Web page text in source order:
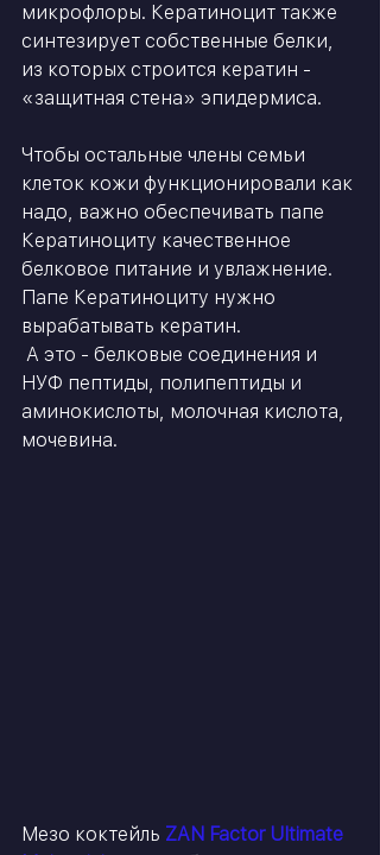
микрофлоры. Кератиноцит также
синтезирует собственные белки,
из которых строится кератин -
«защитная стена» эпидермиса.
Чтобы остальные члены семьи
клеток кожи функционировали как
надо, важно обеспечивать папе
Кератиноциту качественное
белковое питание и увлажнение.
Папе Кератиноциту нужно
вырабатывать кератин.
НУФ пептиды, полипептиды и
аминокислоты, молочная кислота,
мочевина.
Мезо коктейль ZAN Factor Ultimate